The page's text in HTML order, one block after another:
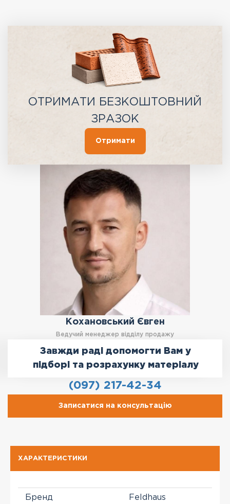
ОТРИМАТИ БЕЗКОШТОВНИЙ
ЗРАЗОК
Отримати
Кохановський Євген
Ведучий менеджер відділу продажу
Завжди раді допомогти Вам у
підборі та розрахунку матеріалу
(097) 217-42-34
Записатися на консультацію
ХАРАКТЕРИСТИКИ
Бренд Feldhaus